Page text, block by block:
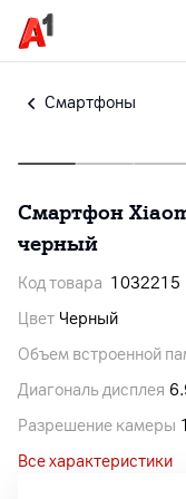
Смартфоны
Смартфон
черный
Код товара 1032215
Цвет Черный
Объем встроенной
Диагональ дисплея
Разрешение камеры
Все характеристики